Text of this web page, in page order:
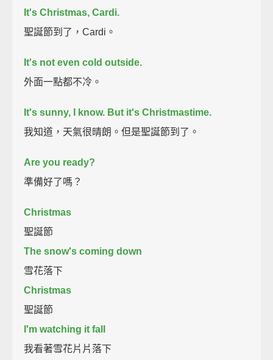
It's Christmas, Cardi.
聖誕節到了，Cardi。
It's not even cold outside.
外面一點都不冷。
It's sunny, I know. But it's Christmastime.
我知道，天氣很晴朗。但是聖誕節到了。
Are you ready?
準備好了嗎？
Christmas
聖誕節
The snow's coming down
雪花落下
Christmas
聖誕節
I'm watching it fall
我看著雪花片片落下